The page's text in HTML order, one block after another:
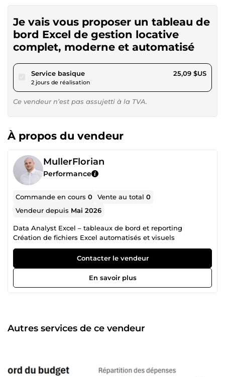
Je vais vous proposer un tableau de
bord Excel de gestion locative
complet, moderne et automatisé
Service basiquepour 23,12 $US
2 jours de réalisation
25,09 $US
Ce vendeur n’est pas assujetti à la TVA.
À propos du vendeur
MullerFlorian
Performance
Commande en cours0 Vente au total0
Vendeur depuis Mai 2026
Data Analyst Excel – tableaux de bord et reporting
Création de fichiers Excel automatisés et visuels
Contacter le vendeur
En savoir plus
Autres services de ce vendeur